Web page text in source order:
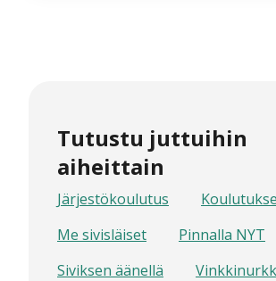
Tutustu juttuihin
aiheittain
Järjestökoulutus
Me sivisläiset
Pinnalla NYT
Siviksen äänellä